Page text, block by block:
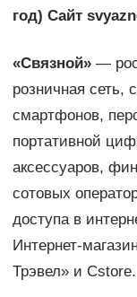
год) Сайт
«Связной»—
розничная сеть,
смартфонов,
портативной
аксессуаров,
сотовых
доступа в
Интернет-
Трэвел» и Cstore.